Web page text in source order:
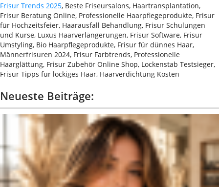
Frisur Trends 2025, Beste Friseursalons, Haartransplantation,
Frisur Beratung Online, Professionelle Haarpflegeprodukte, Frisur
für Hochzeitsfeier, Haarausfall Behandlung, Frisur Schulungen
und Kurse, Luxus Haarverlängerungen, Frisur Software, Frisur
Umstyling, Bio Haarpflegeprodukte, Frisur für dünnes Haar,
Männerfrisuren 2024, Frisur Farbtrends, Professionelle
Haarglättung, Frisur Zubehör Online Shop, Lockenstab Testsieger,
Frisur Tipps für lockiges Haar, Haarverdichtung Kosten
Neueste Beiträge: